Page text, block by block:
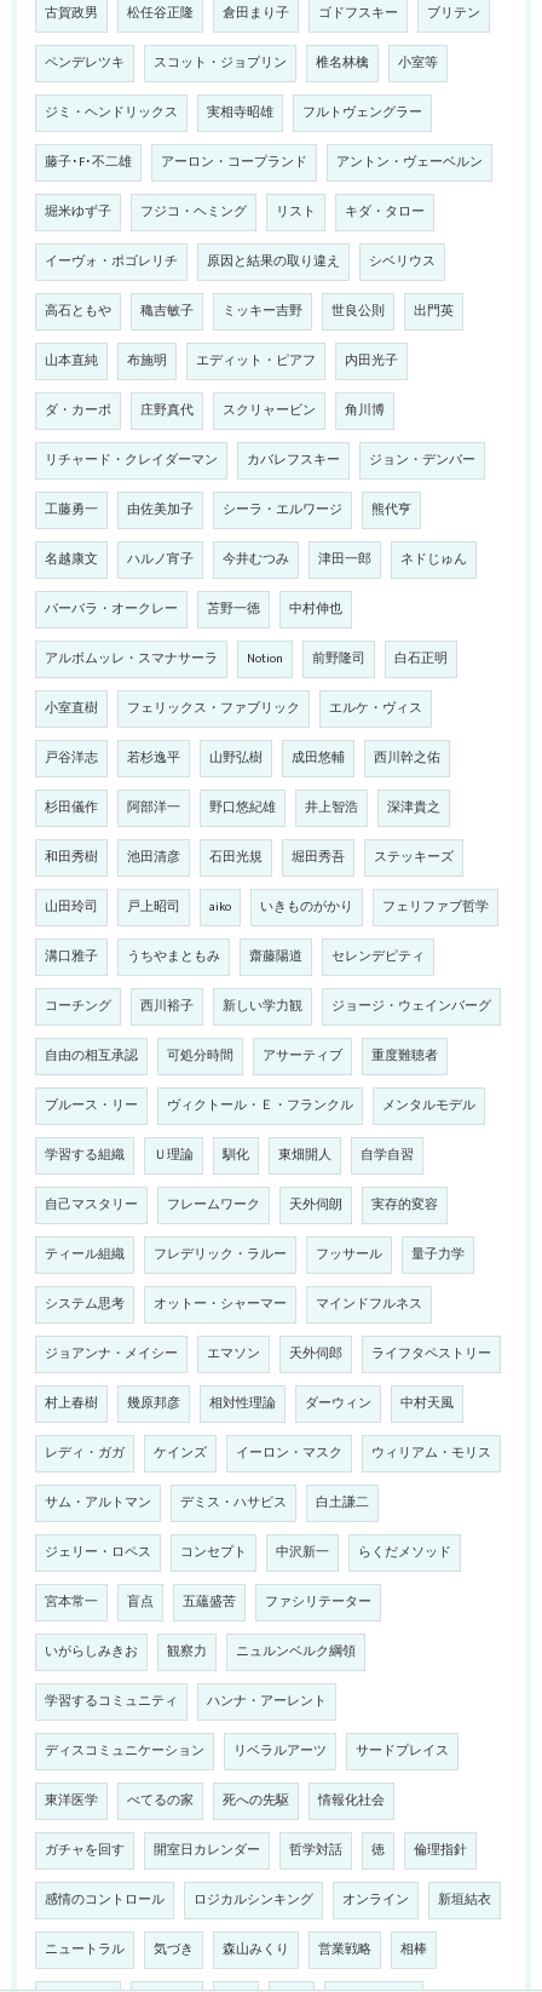
古賀政男 松任谷正隆 倉田まり子 ゴドフスキー ブリテン
ペンデレツキ スコット・ジョプリン 椎名林檎 小室等
ジミ・ヘンドリックス 実相寺昭雄 フルトヴェングラー
藤子･F･不二雄 アーロン・コープランド アントン・ヴェーベルン
堀米ゆず子 フジコ・ヘミング リスト キダ・タロー
イーヴォ・ポゴレリチ 原因と結果の取り違え シベリウス
高石ともや 穐吉敏子 ミッキー吉野 世良公則 出門英
山本直純 布施明 エディット・ピアフ 内田光子
ダ・カーポ 庄野真代 スクリャービン 角川博
リチャード・クレイダーマン カバレフスキー ジョン・デンバー
工藤勇一 由佐美加子 シーラ・エルワージ 熊代亨
名越康文 ハルノ宵子 今井むつみ 津田一郎 ネドじゅん
バーバラ・オークレー 苫野一徳 中村伸也
アルボムッレ・スマナサーラ Notion 前野隆司 白石正明
小室直樹 フェリックス・ファブリック エルケ・ヴィス
戸谷洋志 若杉逸平 山野弘樹 成田悠輔 西川幹之佑
杉田儀作 阿部洋一 野口悠紀雄 井上智浩 深津貴之
和田秀樹 池田清彦 石田光規 堀田秀吾 ステッキーズ
山田玲司 戸上昭司 aiko いきものがかり フェリファブ哲学
溝口雅子 うちやまともみ 齋藤陽道 セレンデピティ
コーチング 西川裕子 新しい学力観 ジョージ・ウェインバーグ
自由の相互承認 可処分時間 アサーティブ 重度難聴者
ブルース・リー ヴィクトール・Ｅ・フランクル メンタルモデル
学習する組織 Ｕ理論 馴化 東畑開人 自学自習
自己マスタリー フレームワーク 天外伺朗 実存的変容
ティール組織 フレデリック・ラルー フッサール 量子力学
システム思考 オットー・シャーマー マインドフルネス
ジョアンナ・メイシー エマソン 天外伺郎 ライフタペストリー
村上春樹 幾原邦彦 相対性理論 ダーウィン 中村天風
レディ・ガガ ケインズ イーロン・マスク ウィリアム・モリス
サム・アルトマン デミス・ハサビス 白土謙二
ジェリー・ロペス コンセプト 中沢新一 らくだメソッド
宮本常一 盲点 五蘊盛苦 ファシリテーター
いがらしみきお 観察力 ニュルンベルク綱領
学習するコミュニティ ハンナ・アーレント
ディスコミュニケーション リベラルアーツ サードプレイス
東洋医学 べてるの家 死への先駆 情報化社会
ガチャを回す 開室日カレンダー 哲学対話 徳 倫理指針
感情のコントロール ロジカルシンキング オンライン 新垣結衣
ニュートラル 気づき 森山みくり 営業戦略 相棒